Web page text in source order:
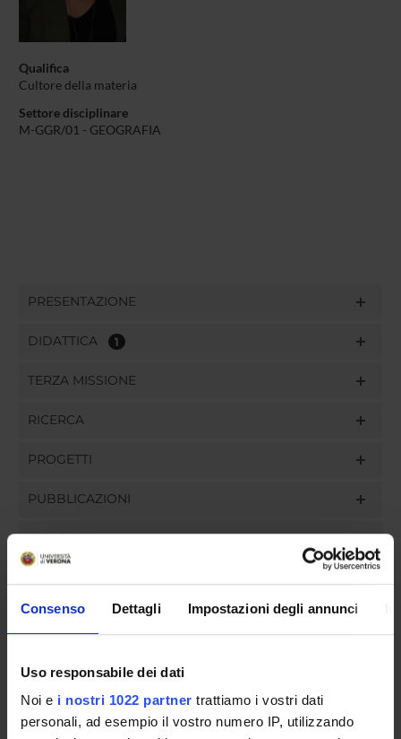
Consenso Dettagli Impostazioni degli annunci
Uso responsabile dei dati
Noi e i nostri 1022 partner trattiamo i vostri dati
personali, ad esempio il vostro numero IP, utilizzando
Qualifica
Cultore della materia
Settore disciplinare
M-GGR/01 - GEOGRAFIA
PRESENTAZIONE
DIDATTICA 1
TERZA MISSIONE
RICERCA
PROGETTI
PUBBLICAZIONI
INCARICHI
ORGANIZZAZIONE
GOVERNANCE
COMMISSIONI